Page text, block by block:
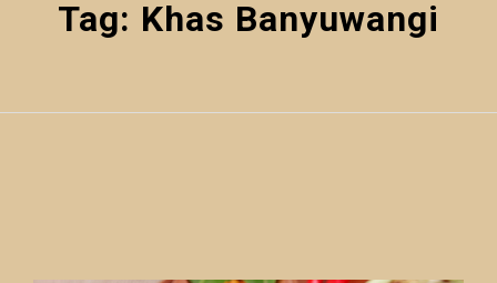
Tag: Khas Banyuwangi